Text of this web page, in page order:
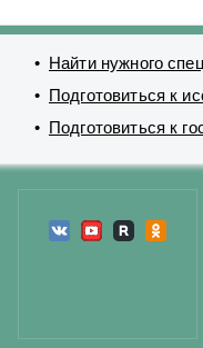
Найти нужного
Подготовиться к
Подготовиться к